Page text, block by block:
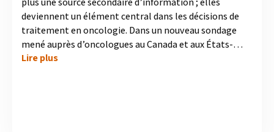
deviennent un élément central dans les décisions de
traitement en oncologie. Dans un nouveau sondage
mené auprès d’oncologues au Canada et aux États-
Unis, MD Analytics explore comment les DPMR sont
Lire plus